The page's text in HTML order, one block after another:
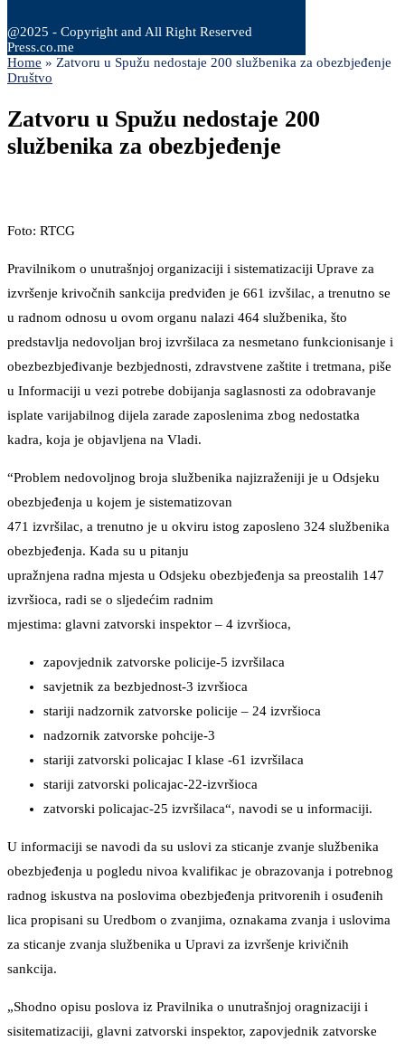
@2025 - Copyright and All Right Reserved
Press.co.me
Home » Zatvoru u Spužu nedostaje 200 službenika za obezbjeđenje
Društvo
Zatvoru u Spužu nedostaje 200
službenika za obezbjeđenje
Foto: RTCG
Pravilnikom o unutrašnjoj organizaciji i sistematizaciji Uprave za
izvršenje krivočnih sankcija predviđen je 661 izvšilac, a trenutno se
u radnom odnosu u ovom organu nalazi 464 službenika, što
predstavlja nedovoljan broj izvršilaca za nesmetano funkcionisanje i
obezbezbjeđivanje bezbjednosti, zdravstvene zaštite i tretmana, piše
u Informaciji u vezi potrebe dobijanja saglasnosti za odobravanje
isplate varijabilnog dijela zarade zaposlenima zbog nedostatka
kadra, koja je objavljena na Vladi.
“Problem nedovoljnog broja službenika najizraženiji je u Odsjeku
obezbjeđenja u kojem je sistematizovan
471 izvršilac, a trenutno je u okviru istog zaposleno 324 službenika
obezbjeđenja. Kada su u pitanju
upražnjena radna mjesta u Odsjeku obezbjeđenja sa preostalih 147
izvršioca, radi se o sljedećim radnim
mjestima: glavni zatvorski inspektor – 4 izvršioca,
zapovjednik zatvorske policije-5 izvršilaca
savjetnik za bezbjednost-3 izvršioca
stariji nadzornik zatvorske policije – 24 izvršioca
nadzornik zatvorske pohcije-3
stariji zatvorski policajac I klase -61 izvršilaca
stariji zatvorski policajac-22-izvršioca
zatvorski policajac-25 izvršilaca“, navodi se u informaciji.
U informaciji se navodi da su uslovi za sticanje zvanje službenika
obezbjeđenja u pogledu nivoa kvalifikac je obrazovanja i potrebnog
radnog iskustva na poslovima obezbjeđenja pritvorenih i osuđenih
lica propisani su Uredbom o zvanjima, oznakama zvanja i uslovima
za sticanje zvanja službenika u Upravi za izvršenje krivičnih
sankcija.
„Shodno opisu poslova iz Pravilnika o unutrašnjoj oragnizaciji i
sisitematizaciji, glavni zatvorski inspektor, zapovjednik zatvorske